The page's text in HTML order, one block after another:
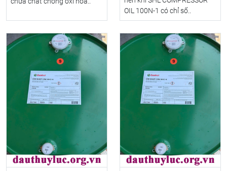
OIL 100N-1 có chỉ số..